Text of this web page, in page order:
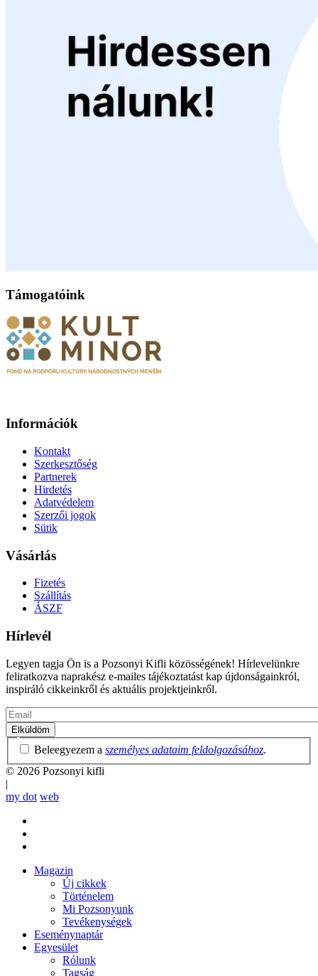
Támogatóink
Információk
Kontakt
Szerkesztőség
Partnerek
Hirdetés
Adatvédelem
Szerzői jogok
Sütik
Vásárlás
Fizetés
Szállítás
ÁSZF
Hírlevél
Legyen tagja Ön is a Pozsonyi Kifli közösségének! Hírlevelünkre
feliratkozva naprakész e-mailes tájékoztatást kap újdonságainkról,
inspiráló cikkeinkről és aktuális projektjeinkről.
Email
Adatvédelmi
irányelvek
Beleegyezem a személyes adataim feldolgozásához.
© 2026 Pozsonyi kifli
|
my dot web
Magazin
Új cikkek
Történelem
Mi Pozsonyunk
Tevékenységek
Eseménynaptár
Egyesület
Rólunk
Tagság